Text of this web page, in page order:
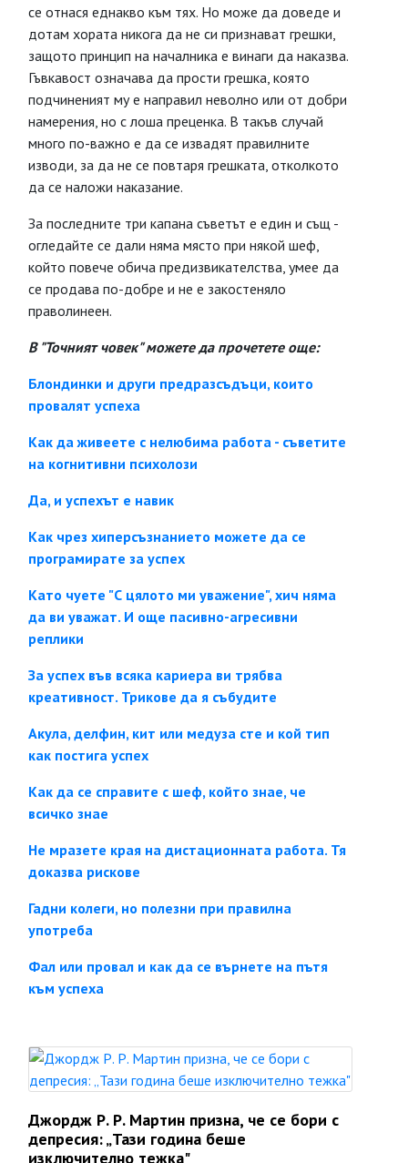
се отнася еднакво към тях. Но може да доведе и
дотам хората никога да не си признават грешки,
защото принцип на началника е винаги да наказва.
Гъвкавост означава да прости грешка, която
подчиненият му е направил неволно или от добри
намерения, но с лоша преценка. В такъв случай
много по-важно е да се извадят правилните
изводи, за да не се повтаря грешката, отколкото
да се наложи наказание.
За последните три капана съветът е един и същ -
огледайте се дали няма място при някой шеф,
който повече обича предизвикателства, умее да
се продава по-добре и не е закостеняло
праволинеен.
В "Точният човек" можете да прочетете още:
Блондинки и други предразсъдъци, които
провалят успеха
Как да живеете с нелюбима работа - съветите
на когнитивни психолози
Да, и успехът е навик
Как чрез хиперсъзнанието можете да се
програмирате за успех
Като чуете "С цялото ми уважение", хич няма
да ви уважат. И още пасивно-агресивни
реплики
За успех във всяка кариера ви трябва
креативност. Трикове да я събудите
Акула, делфин, кит или медуза сте и кой тип
как постига успех
Как да се справите с шеф, който знае, че
всичко знае
Не мразете края на дистационната работа. Тя
доказва рискове
Гадни колеги, но полезни при правилна
употреба
Фал или провал и как да се върнете на пътя
към успеха
Джордж Р. Р. Мартин призна, че се бори с
депресия: „Тази година беше
изключително тежка"